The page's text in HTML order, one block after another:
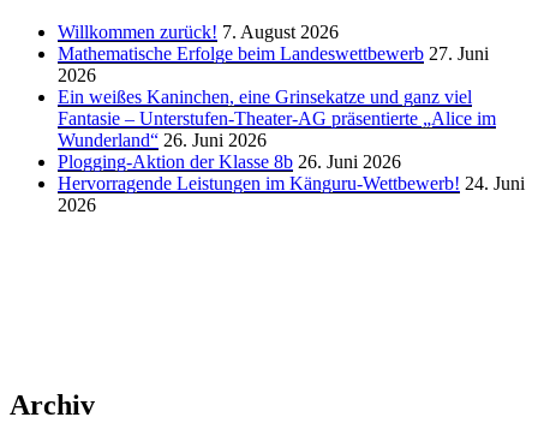
Willkommen zurück! 7. August 2026
Mathematische Erfolge beim Landeswettbewerb 27. Juni
2026
Ein weißes Kaninchen, eine Grinsekatze und ganz viel
Fantasie – Unterstufen-Theater-AG präsentierte „Alice im
Wunderland“ 26. Juni 2026
Plogging-Aktion der Klasse 8b 26. Juni 2026
Hervorragende Leistungen im Känguru-Wettbewerb! 24. Juni
2026
Archiv